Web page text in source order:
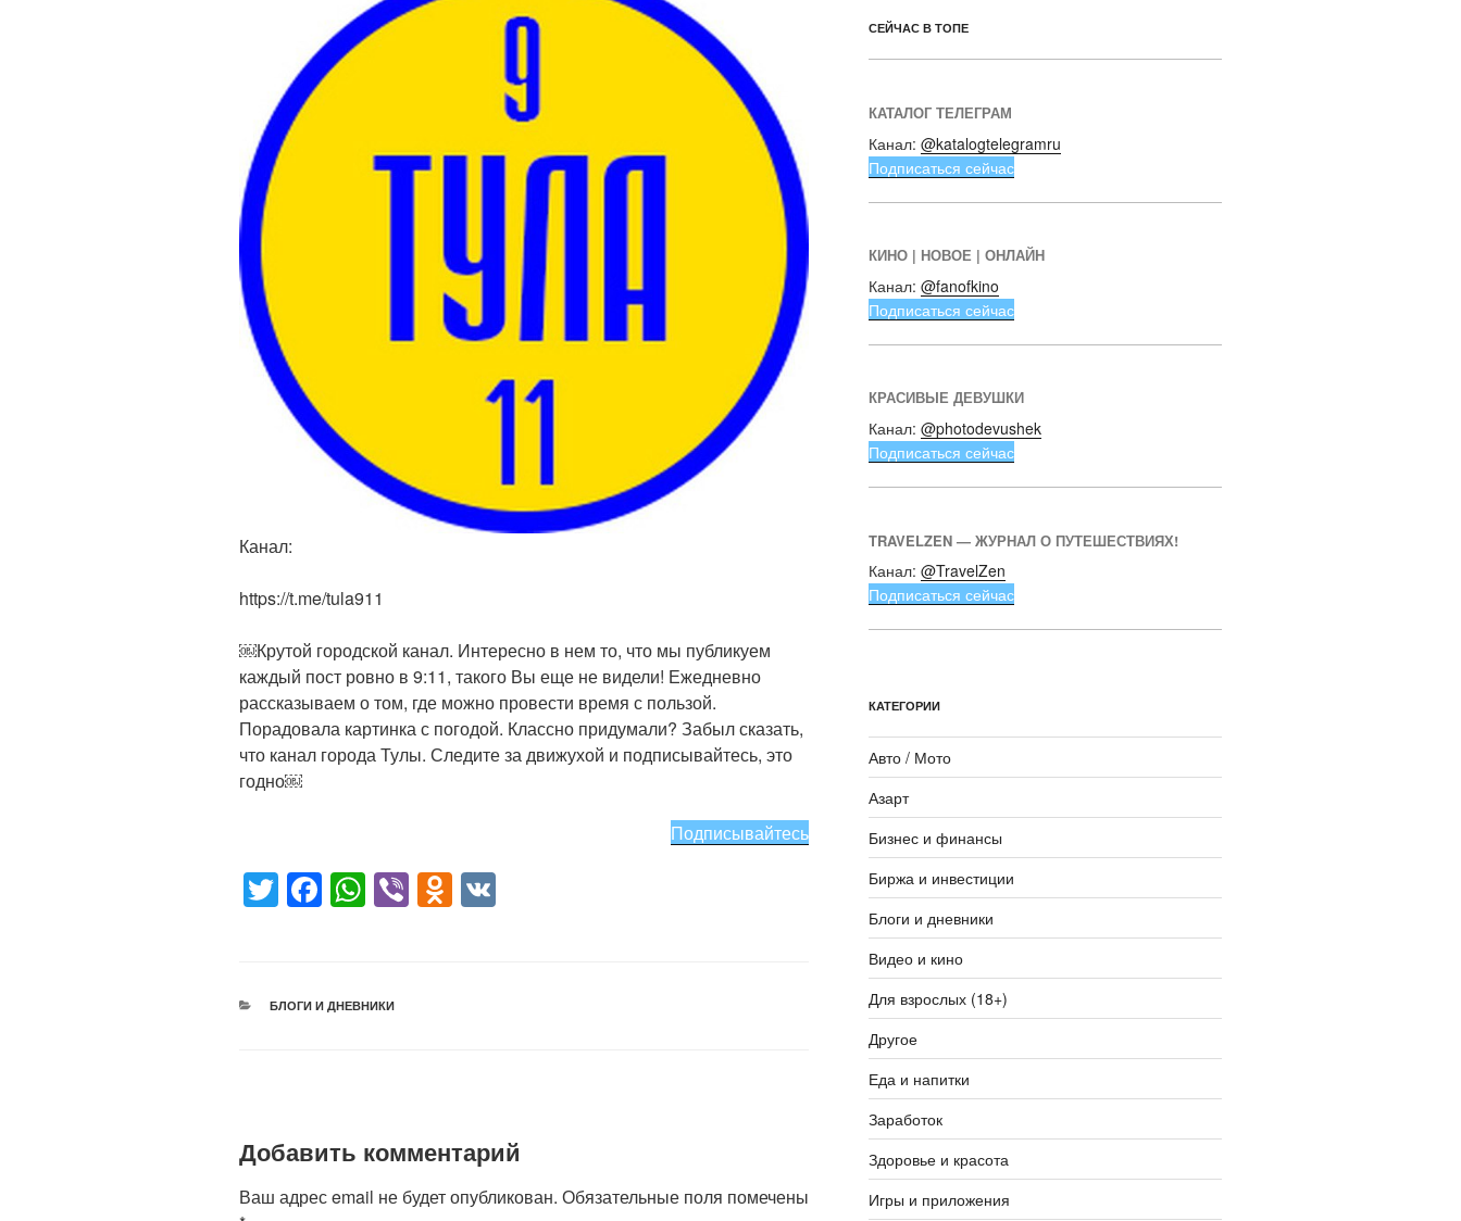
Канал:
https://t.me/tula911
￼Крутой городской канал. Интересно в нем то, что мы публикуем
каждый пост ровно в 9:11, такого Вы еще не видели! Ежедневно
рассказываем о том, где можно провести время с пользой.
Порадовала картинка с погодой. Классно придумали? Забыл сказать,
что канал города Тулы. Следите за движухой и подписывайтесь, это
годно￼
Подписывайтесь
T
er
F
e
b
W
s
Vi O
ki
РУБРИКИ
БЛОГИ И ДНЕВНИКИ
Добавить комментарий
Ваш адрес email не будет опубликован. Обязательные поля помечены
СЕЙЧАС В ТОПЕ
КАТАЛОГ ТЕЛЕГРАМ
Канал: @katalogtelegramru
Подписаться сейчас
КИНО | НОВОЕ | ОНЛАЙН
Канал: @fanofkino
Подписаться сейчас
КРАСИВЫЕ ДЕВУШКИ
Канал: @photodevushek
Подписаться сейчас
TRAVELZEN — ЖУРНАЛ О ПУТЕШЕСТВИЯХ!
Канал: @TravelZen
Подписаться сейчас
КАТЕГОРИИ
Авто / Мото
Азарт
Бизнес и финансы
Биржа и инвестиции
Блоги и дневники
Видео и кино
Для взрослых (18+)
Другое
Еда и напитки
Заработок
Здоровье и красота
Игры и приложения